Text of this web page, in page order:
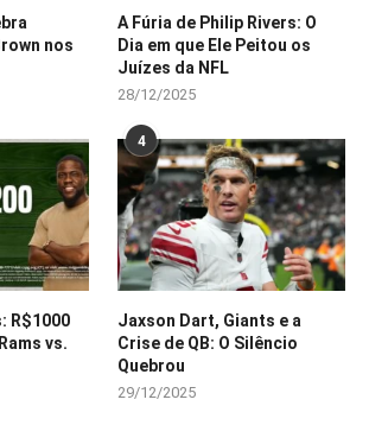
nos
A Fúria de Philip Rivers: O
Dia em que Ele Peitou os
Juízes da NFL
28/12/2025
R$1000
vs.
4
Jaxson Dart, Giants e a
Crise de QB: O Silêncio
Quebrou
29/12/2025